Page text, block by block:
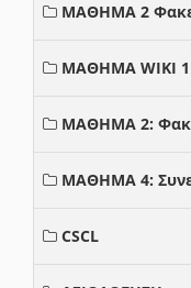
ΜΑΘΗΜΑ 2
ΜΑΘΗΜΑ WIKI 1
ΜΑΘΗΜΑ 2:
ΜΑΘΗΜΑ 4:
CSCL